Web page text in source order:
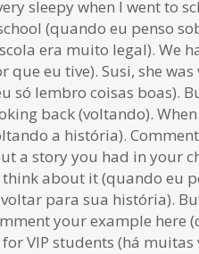
sleepy when I went to
(quando eu penso
era muito legal). We
eu tive). Susi, she was
só lembro coisas boas).
back (voltando).
a história).
a story you had in your
about it (quando eu
para sua história).
your example here
VIP students (há